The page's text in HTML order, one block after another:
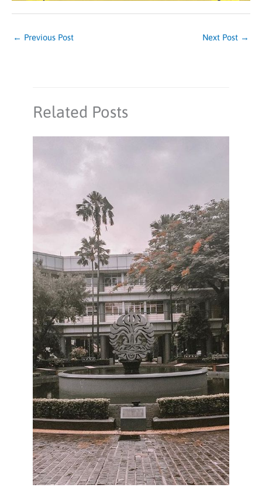
← Previous Post Next Post →
Related Posts